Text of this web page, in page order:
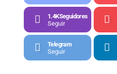
1.4KSeguidores
Seguir
Telegram
Seguir